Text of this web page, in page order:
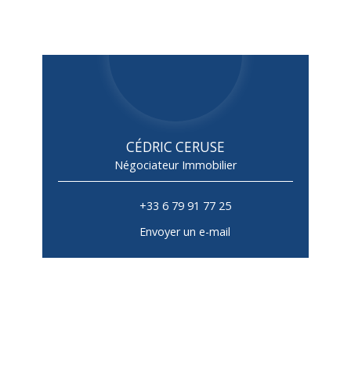
CÉDRIC CERUSE
Négociateur Immobilier
+33 6 79 91 77 25
Envoyer un e-mail